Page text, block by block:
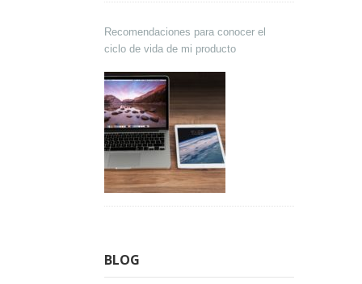
Recomendaciones para conocer el
ciclo de vida de mi producto
BLOG